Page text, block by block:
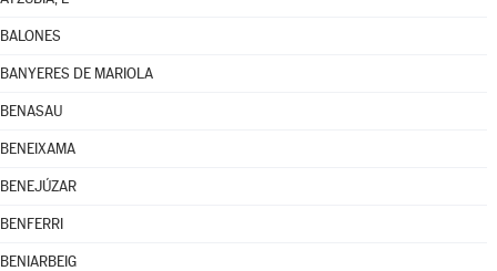
BALONES
BANYERES DE MARIOLA
BENASAU
BENEIXAMA
BENEJÚZAR
BENFERRI
BENIARBEIG